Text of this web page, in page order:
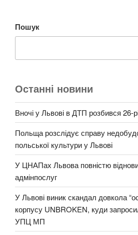
Пошук
Останні новини
Вночі у Львові в ДТП розбився 26-
Польща розслідує справу
польської культури у Львові
У ЦНАПах Львова повністю
адмінпослуг
У Львові виник скандал довкола
корпусу UNBROKEN, куди
УПЦ МП